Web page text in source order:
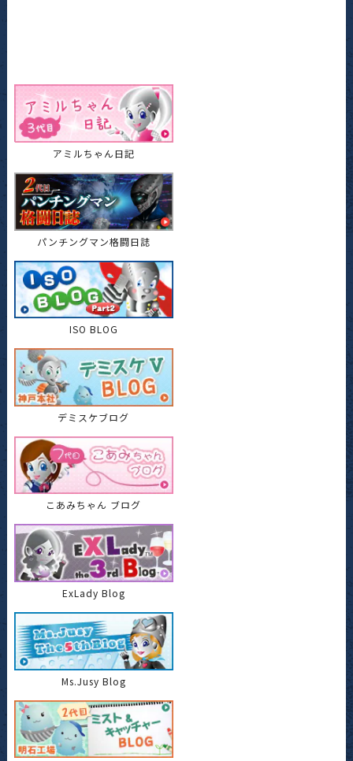
アミルちゃん日記
パンチングマン格闘日誌
ISO BLOG
デミスケブログ
こあみちゃん ブログ
ExLady Blog
Ms.Jusy Blog